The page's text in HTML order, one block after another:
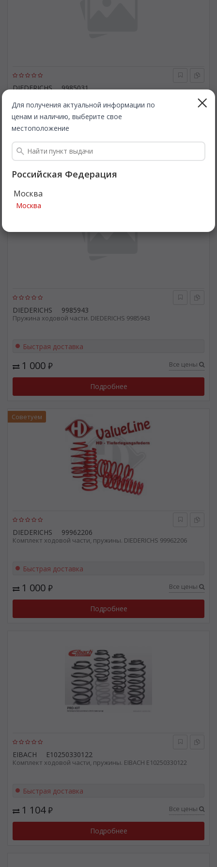
Для получения актуальной информации по
ценам и наличию, выберите свое
местоположение
Российская Федерация
Москва
Москва
DIEDERICHS 9985031
1 000₽ Все цены
Подробнее
DIEDERICHS 9985943
Пружина ходовой части. DIEDERICHS 9985943
Быстрая доставка
1 000 ₽ Все цены
Подробнее
DIEDERICHS 99962206
Комплект ходовой части, пружины. DIEDERICHS 99962206
Советуем
Быстрая доставка
1 000 ₽ Все цены
Подробнее
EIBACH E10250330122
Комплект ходовой части, пружины. EIBACH E10250330122
Быстрая доставка
1 104₽ Все цены
Подробнее